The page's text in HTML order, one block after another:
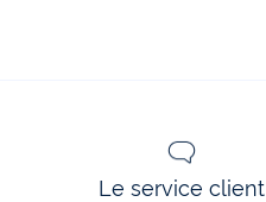
Le service client